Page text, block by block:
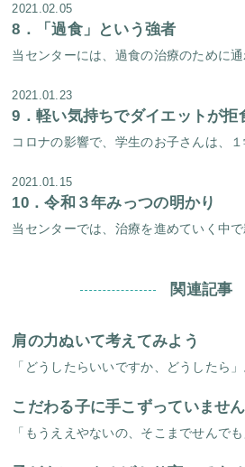
2021.02.05
8． 「過食」という強者
2021.01.23
9． 軽い気持ちでダイエットが拒
2021.01.15
10．令和３年みっつの明かり
関連記事
肩の力ぬいて考えてみよう
こだわる子に手こずっていませ